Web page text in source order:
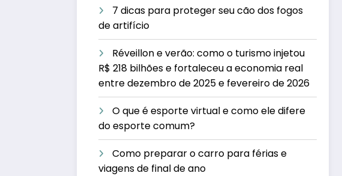
7 dicas para proteger seu cão dos fogos
de artifício
Réveillon e verão: como o turismo injetou
R$ 218 bilhões e fortaleceu a economia real
entre dezembro de 2025 e fevereiro de 2026
O que é esporte virtual e como ele difere
do esporte comum?
Como preparar o carro para férias e
viagens de final de ano